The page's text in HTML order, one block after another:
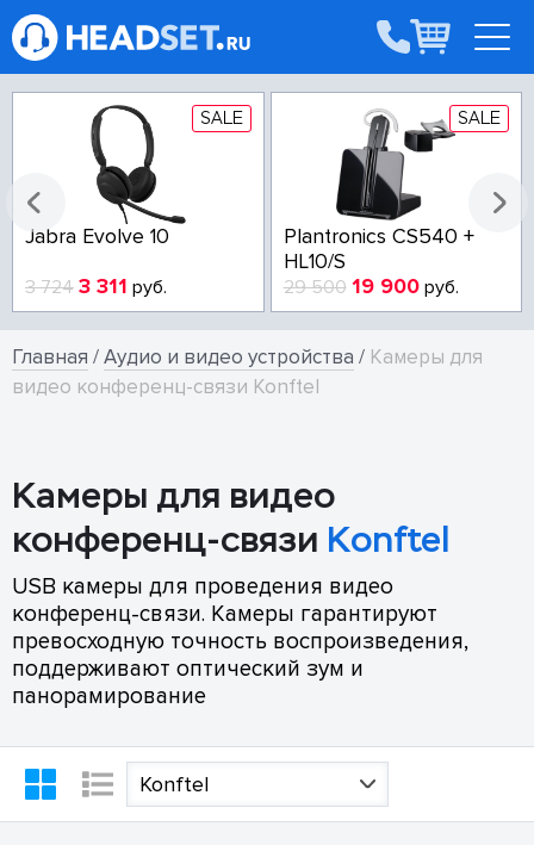
SALE
Jabra Evolve 10
3 724 3 311 руб.
SALE
Plantronics CS540 +
HL10/S
29 500 19 900руб.
Главная /Аудио и видео устройства / Камеры для
видео конференц-связи Konftel
Камеры для видео
конференц-связи Konftel
USB камеры для проведения видео
конференц-связи. Камеры гарантируют
превосходную точность воспроизведения,
поддерживают оптический зум и
панорамирование
Konftel